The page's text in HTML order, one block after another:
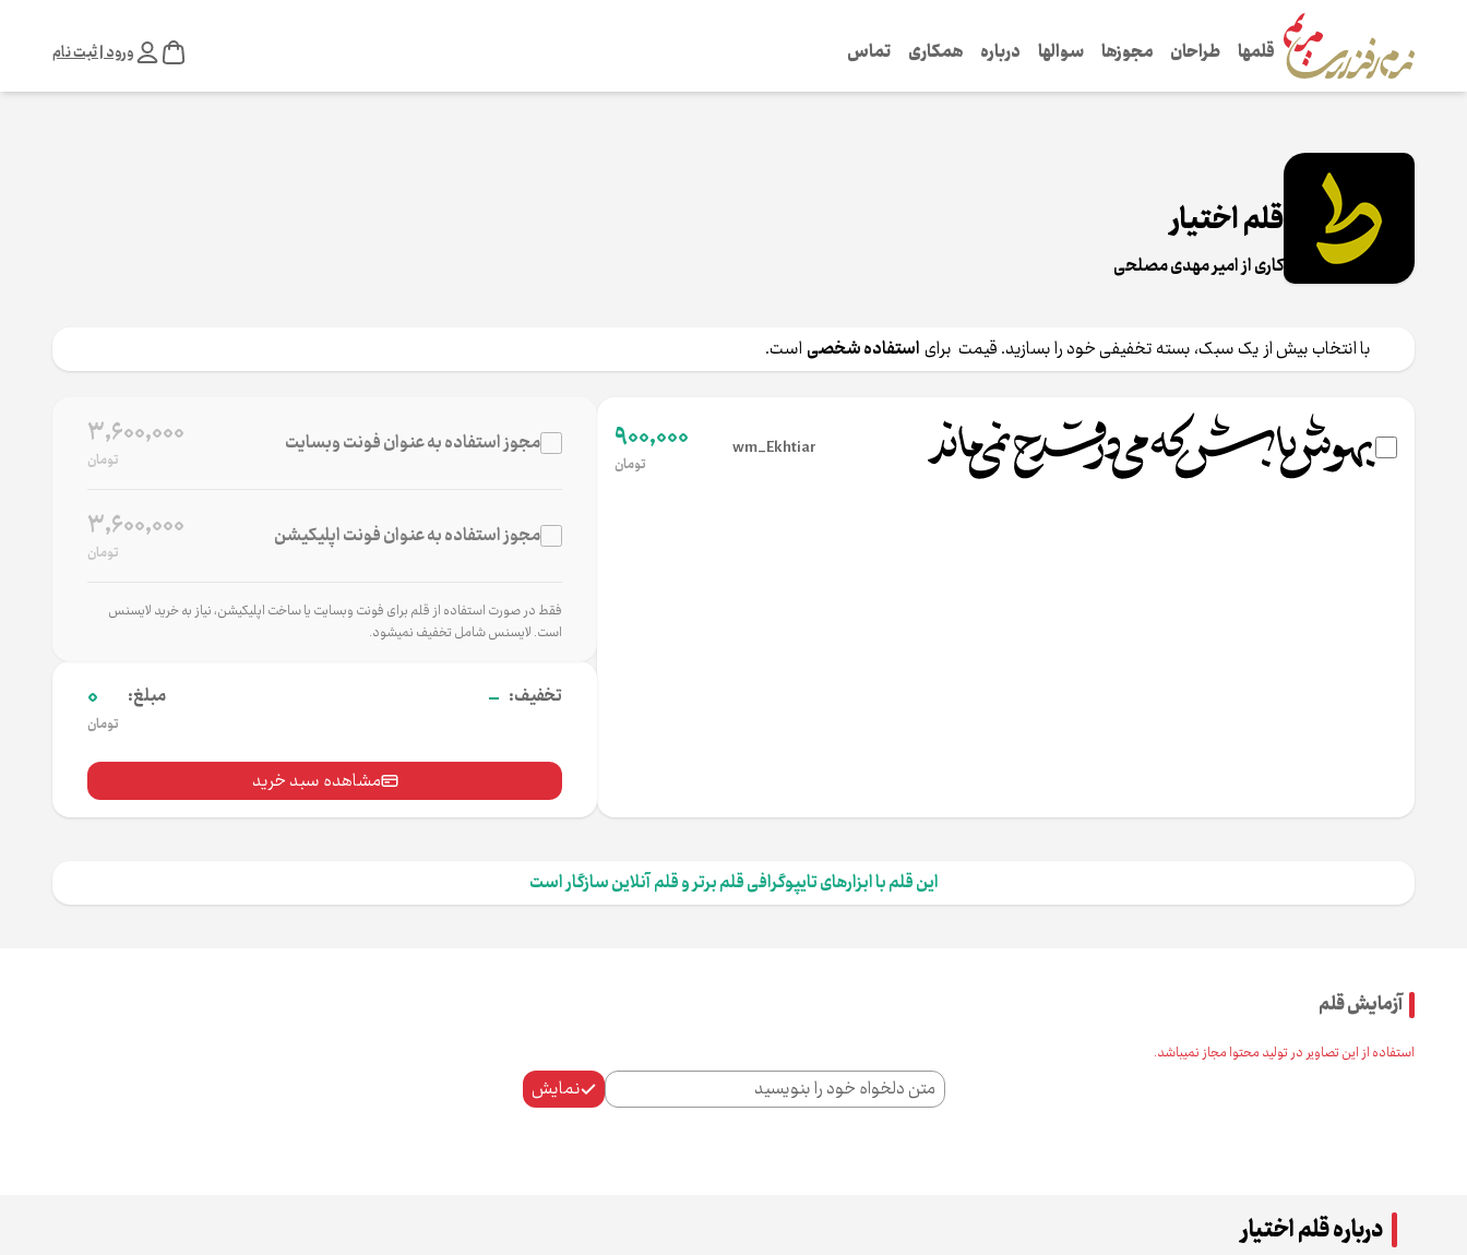
قلم‌ها طراحان مجوزها سوال‌ها درباره همکاری تماس ورود | ثبت نام
قلم اختیار
کاری از امیر مهدی مصلحی
با انتخاب بیش از یک سبک، بسته تخفیفی خود را بسازید. قیمت ‎ برای استفاده شخصیاست.
wm_Ekhtiar
900,000
تومان
مجوز استفاده به عنوان فونت وب‌سایت 3,600,000
تومان
مجوز استفاده به عنوان فونت اپلیکیشن 3,600,000
تومان
فقط در صورت استفاده از قلم برای فونت وب‌سایت یا ساخت اپلیکیشن، نیاز به خرید لایسنس
است. لایسنس شامل تخفیف نمی‌شود.
تخفیف: - مبلغ: 0
تومان
مشاهده سبد خرید
این قلم با ابزارهای تایپوگرافی قلم برتر و قلم آنلاین سازگار است
آزمایش قلم
استفاده از این تصاویر در تولید محتوا مجاز نمی‌باشد.
نمایش
درباره قلم اختیار